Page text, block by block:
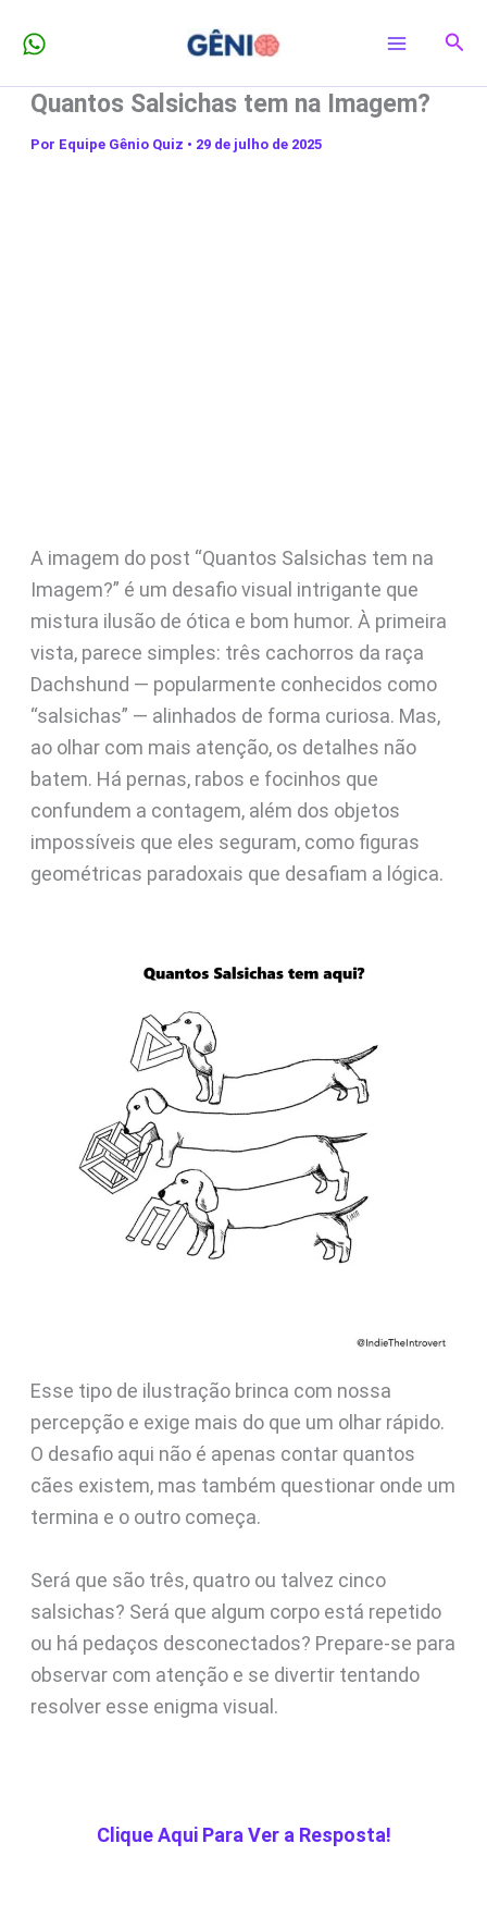
para
conteúdo
Quantos Salsichas tem na Imagem?
Por Equipe Gênio Quiz • 29 de julho de 2025
A imagem do post “Quantos Salsichas tem na
Imagem?” é um desafio visual intrigante que
mistura ilusão de ótica e bom humor. À primeira
vista, parece simples: três cachorros da raça
Dachshund — popularmente conhecidos como
“salsichas” — alinhados de forma curiosa. Mas,
ao olhar com mais atenção, os detalhes não
batem. Há pernas, rabos e focinhos que
confundem a contagem, além dos objetos
impossíveis que eles seguram, como figuras
geométricas paradoxais que desafiam a lógica.
Esse tipo de ilustração brinca com nossa
percepção e exige mais do que um olhar rápido.
O desafio aqui não é apenas contar quantos
cães existem, mas também questionar onde um
termina e o outro começa.
Será que são três, quatro ou talvez cinco
salsichas? Será que algum corpo está repetido
ou há pedaços desconectados? Prepare-se para
observar com atenção e se divertir tentando
resolver esse enigma visual.
Clique Aqui Para Ver a Resposta!